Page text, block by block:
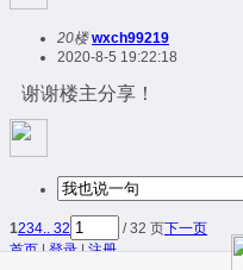
20楼 wxch99219
2020-8-5 19:22:18
谢谢楼主分享！
1234.. 32 / 32 页下一页
首页|登录|注册